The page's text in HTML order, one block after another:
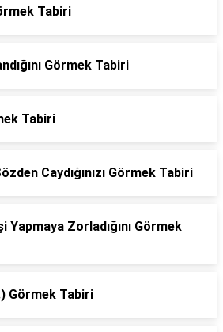
Tabiri
Görmek Tabiri
Tabiri
Caydığınızı Görmek Tabiri
Yapmaya Zorladığını Görmek
Görmek Tabiri